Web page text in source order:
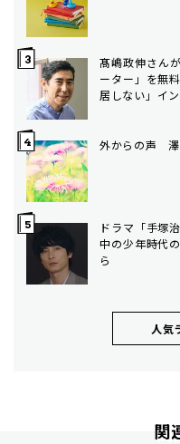
髙嶋政伸さん
ーター」を無
居しない」イ
外からの声 澤
ドラマ「手塚
中の少年時代
ら
人気
関